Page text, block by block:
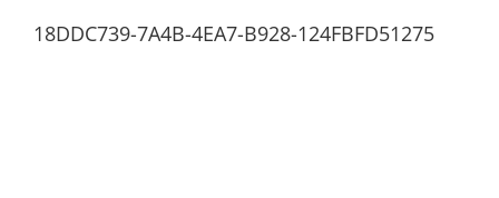
18DDC739-7A4B-4EA7-B928-124FBFD51275